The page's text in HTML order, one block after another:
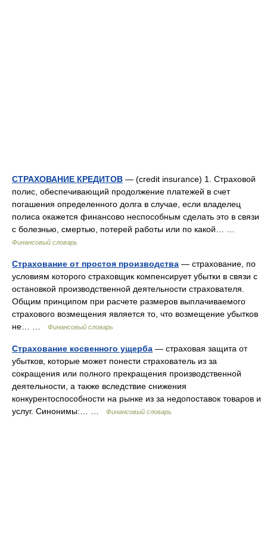
СТРАХОВАНИЕ КРЕДИТОВ — (credit insurance) 1. Страховой
полис, обеспечивающий продолжение платежей в счет
погашения определенного долга в случае, если владелец
полиса окажется финансово неспособным сделать это в связи
с болезнью, смертью, потерей работы или по какой… …
Финансовый словарь
Страхование от простоя производства — страхование, по
условиям которого страховщик компенсирует убытки в связи с
остановкой производственной деятельности страхователя.
Общим принципом при расчете размеров выплачиваемого
страхового возмещения является то, что возмещение убытков
не… …
Финансовый словарь
Страхование косвенного ущерба — страховая защита от
убытков, которые может понести страхователь из за
сокращения или полного прекращения производственной
деятельности, а также вследствие снижения
конкурентоспособности на рынке из за недопоставок товаров и
услуг. Синонимы:… …
Финансовый словарь